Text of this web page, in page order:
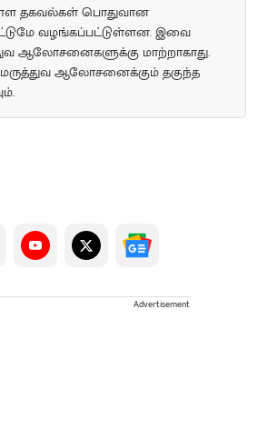
தகவல்கள் பொதுவான
வழங்கப்பட்டுள்ளன. இவை
ஆலோசனைகளுக்கு மாற்றாகாது.
மருத்துவ ஆலோசனைக்கும் தகுந்த
Advertisement